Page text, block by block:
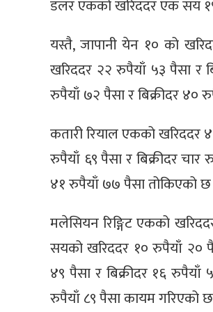
डलर एकको खरिददर एक सय
यस्तै, जापानी येन १० को
खरिददर २२ रुपैयाँ ५३ पैसा र
रुपैयाँ ७२ पैसा र बिक्रीदर ४०
कतारी रियाल एकको खरिददर
रुपैयाँ ६९ पैसा र बिक्रीदर
४१ रुपैयाँ ७७ पैसा तोकिएको छ
मलेसियन रिङ्गिट एकको
सयको खरिददर १० रुपैयाँ २०
४९ पैसा र बिक्रीदर १६
रुपैयाँ ८९ पैसा कायम गरिएको